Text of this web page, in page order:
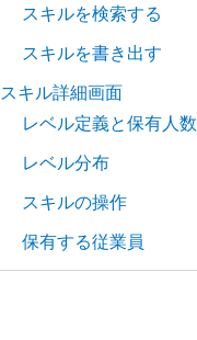
スキルを検索する
スキルを書き出す
スキル詳細画面
レベル定義と保有人数
レベル分布
スキルの操作
保有する従業員